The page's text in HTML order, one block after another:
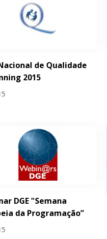
de Qualidade
2015
DGE "Semana
da Programação”